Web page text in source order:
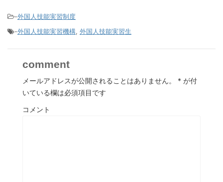
-外国人技能実習制度
-外国人技能実習機構, 外国人技能実習生
comment
メールアドレスが公開されることはありません。 * が付
いている欄は必須項目です
コメント